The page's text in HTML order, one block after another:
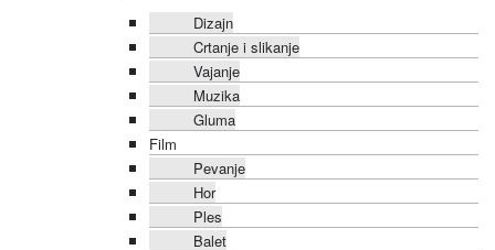
Dizajn
Crtanje i slikanje
Vajanje
Muzika
Gluma
Film
Pevanje
Hor
Ples
Balet